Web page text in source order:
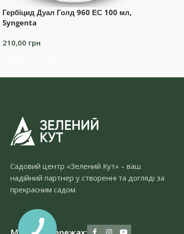
Гербіцид Дуал Голд 960 ЕС 100 мл,
Syngenta
210,00 грн
Садовий центр «Зелений Кут» – ваш
надійний партнер у створенні та догляді за
прекрасним садом.